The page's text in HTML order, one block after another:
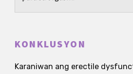
KONKLUSYON
Karaniwan ang erectile